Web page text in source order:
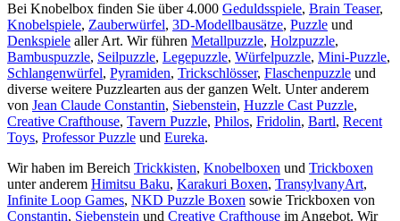
Bei Knobelbox finden Sie über 4.000 Geduldsspiele, Brain Teaser,
Knobelspiele, Zauberwürfel, 3D-Modellbausätze, Puzzle und
Denkspiele aller Art. Wir führen Metallpuzzle, Holzpuzzle,
Bambuspuzzle, Seilpuzzle, Legepuzzle, Würfelpuzzle, Mini-Puzzle,
Schlangenwürfel, Pyramiden, Trickschlösser, Flaschenpuzzle und
diverse weitere Puzzlearten aus der ganzen Welt. Unter anderem
von Jean Claude Constantin, Siebenstein, Huzzle Cast Puzzle,
Creative Crafthouse, Tavern Puzzle, Philos, Fridolin, Bartl, Recent
Toys, Professor Puzzle und Eureka.
Wir haben im Bereich Trickkisten, Knobelboxen und Trickboxen
unter anderem Himitsu Baku, Karakuri Boxen, TransylvanyArt,
Infinite Loop Games, NKD Puzzle Boxen sowie Trickboxen von
Constantin, Siebenstein und Creative Crafthouse im Angebot. Wir